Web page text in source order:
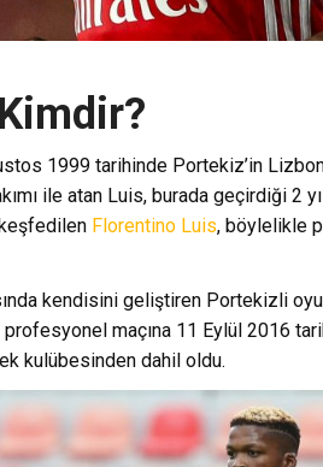
1999 tarihinde Portekiz’in
ile atan Luis, burada geçirdiği 2
Florentino Luis, böylelikle
kendisini geliştiren Portekizli
maçına 11 Eylül 2016
kulübesinden dahil oldu.